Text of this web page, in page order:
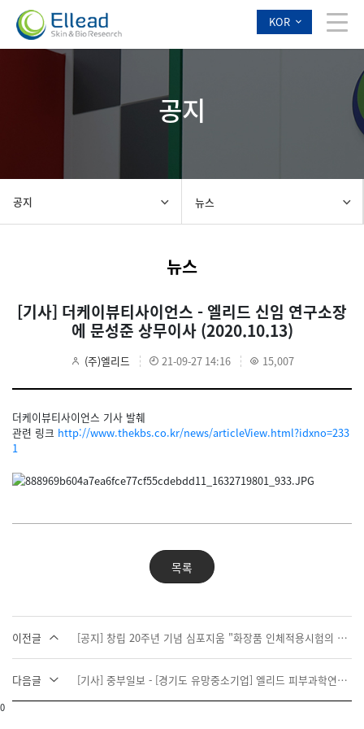
KOR
공지
공지 뉴스
뉴스
[기사] 더케이뷰티사이언스 - 엘리드 신임 연구소장
에 문성준 상무이사 (2020.10.13)
(주)엘리드 21-09-27 14:16 15,007
더케이뷰티사이언스 기사 발췌
관련 링크 http://www.thekbs.co.kr/news/articleView.html?idxno=233
1
목록
이전글 [공지] 창립 20주년 기념 심포지움 "화장품 인체적용시험의 최신기술과 표준화" - 주최 엘리드, 더마프로, 아이이씨코리아
다음글 [기사] 중부일보 - [경기도 유망중소기업] 엘리드 피부과학연구소 (2017.12.04)
0